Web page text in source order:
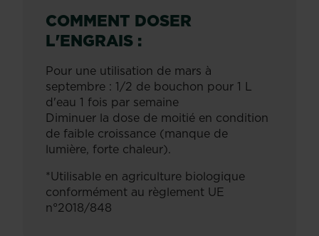
COMMENT DOSER
L'ENGRAIS :
Pour une utilisation de mars à
septembre : 1/2 de bouchon pour 1 L
d'eau 1 fois par semaine
Diminuer la dose de moitié en condition
de faible croissance (manque de
lumière, forte chaleur).
*Utilisable en agriculture biologique
conformément au règlement UE
n°2018/848